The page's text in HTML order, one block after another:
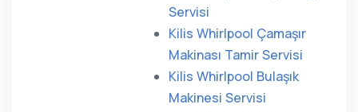
Servisi
Kilis Whirlpool Çamaşır
Makinası Tamir Servisi
Kilis Whirlpool Bulaşık
Makinesi Servisi